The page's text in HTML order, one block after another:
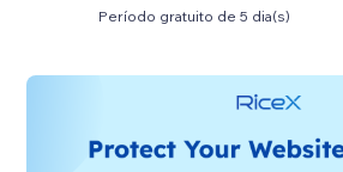
Período gratuito de 5 dia(s)